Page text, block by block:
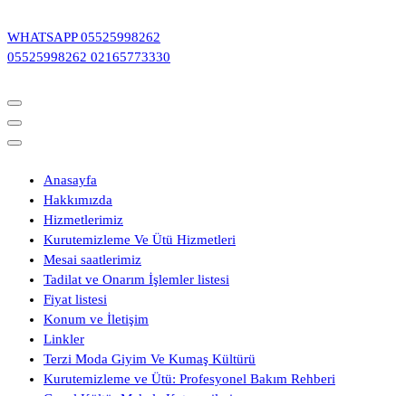
geç
WHATSAPP 05525998262
05525998262 02165773330
Anasayfa
Hakkımızda
Hizmetlerimiz
Kurutemizleme Ve Ütü Hizmetleri
Mesai saatlerimiz
Tadilat ve Onarım İşlemler listesi
Fiyat listesi
Konum ve İletişim
Linkler
Terzi Moda Giyim Ve Kumaş Kültürü
Kurutemizleme ve Ütü: Profesyonel Bakım Rehberi